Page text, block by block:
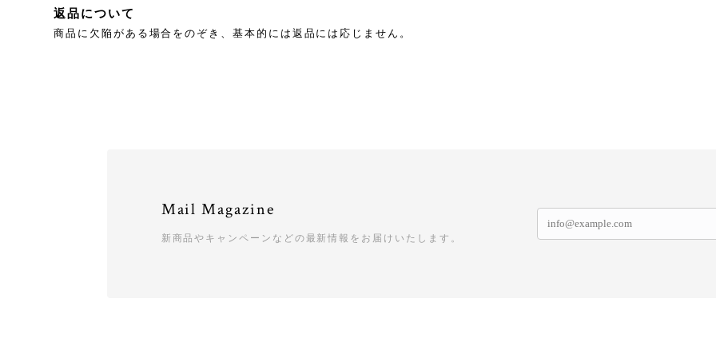
返品について
商品に欠陥がある場合をのぞき、基本的には返品には応じません。
Mail Magazine
新商品やキャンペーンなどの最新情報をお届けいたします。